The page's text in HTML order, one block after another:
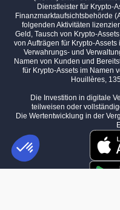
Dienstleister für Krypto-
Finanzmarktaufsichtsbehörde
folgenden Aktivitäten
Geld, Tausch von Krypto-
von Aufträgen für Krypto-
Verwahrungs- und
Namen von Kunden und
für Krypto-Assets im Namen
Houillères,
Die Investition in digitale
teilweisen oder
Die Wertentwicklung in der